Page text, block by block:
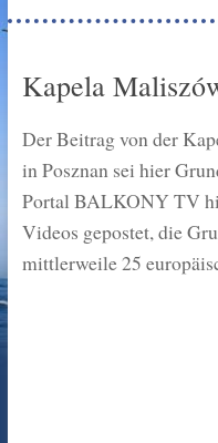
Kapela
Der Beitrag von der
in Posznan sei hier
Portal BALKONY TV
Videos gepostet, die
mittlerweile 25